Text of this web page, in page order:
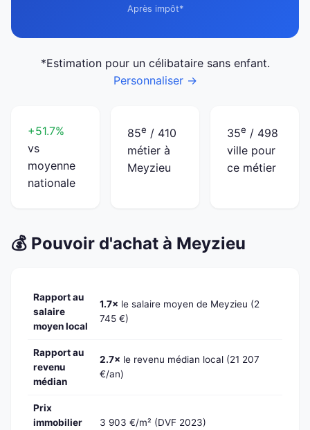
Après impôt*
*Estimation pour un célibataire sans enfant.
Personnaliser →
+51.7%
vs
moyenne
nationale
85e / 410
métier à
Meyzieu
35e / 498
ville pour
ce métier
💰 Pouvoir d'achat à Meyzieu
Rapport au
salaire
moyen local
1.7× le salaire moyen de Meyzieu (2
745 €)
Rapport au
revenu
médian
2.7× le revenu médian local (21 207
€/an)
Prix
immobilier
3 903 €/m² (DVF 2023)